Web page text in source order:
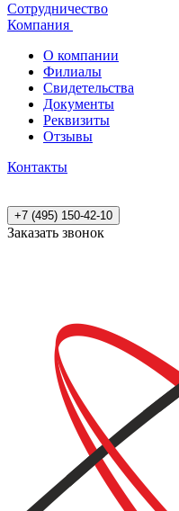
Сотрудничество
Компания
О компании
Филиалы
Свидетельства
Документы
Реквизиты
Отзывы
Контакты
+7 (495) 150-42-10
Заказать звонок